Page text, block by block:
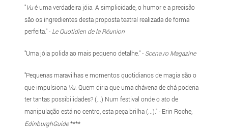
"Vué uma verdadeira jóia. A simplicidade, o humor e a precisão
são os ingredientes desta proposta teatral realizada de forma
perfeita." - Le Quotidien de la Réunion
"Uma jóia polida ao mais pequeno detalhe." - Scena.ro Magazine
"Pequenas maravilhas e momentos quotidianos de magia são o
que impulsiona Vu . Quem diria que uma chávena de chá poderia
ter tantas possibilidades? (...) Num festival onde o ato de
manipulação está no centro, esta peça brilha (...)." - Erin Roche,
EdinburghGuide****